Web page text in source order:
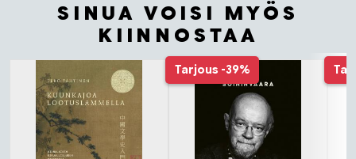
SINUA VOISI MYÖS
KIINNOSTAA
Tuoteluettelon alku Tarjous -39%